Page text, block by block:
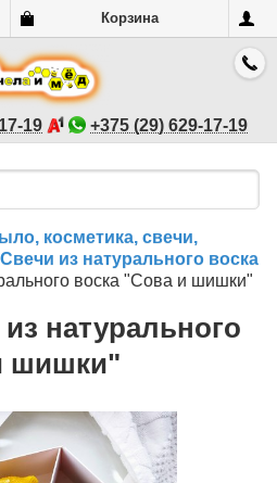
Корзина
19 +375 (29) 629-17-19
косметика, свечи,
Свечи из натурального воска
воска "Сова и шишки"
натурального
шишки"